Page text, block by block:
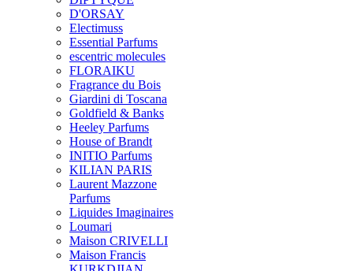
D'ORSAY
Electimuss
Essential Parfums
escentric molecules
FLORAIKU
Fragrance du Bois
Giardini di Toscana
Goldfield & Banks
Heeley Parfums
House of Brandt
INITIO Parfums
KILIAN PARIS
Laurent Mazzone
Parfums
Liquides Imaginaires
Loumari
Maison CRIVELLI
Maison Francis